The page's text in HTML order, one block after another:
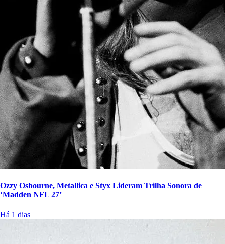
Ozzy Osbourne, Metallica e Styx Lideram Trilha Sonora de
‘Madden NFL 27’
Há 1 dias